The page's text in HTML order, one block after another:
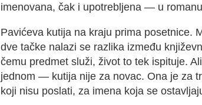
imenovana, čak i upotrebljena — u
Pavićeva kutija na kraju prima posetnice.
dve tačke nalazi se razlika između
čemu predmet služi, život to tek ispituje.
jednom — kutija nije za novac. Ona je za
koji nisu poslati, za imena koja se